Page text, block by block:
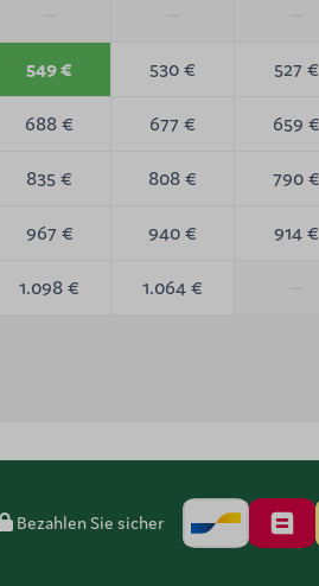
549 € 530 € 527 €
688 € 677 € 659 €
835 € 808 € 790 €
967 € 940 € 914 €
1.098 € 1.064 €
Bezahlen Sie sicher